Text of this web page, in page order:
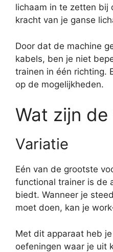
lichaam in te zetten bij
kracht van je ganse
Door dat de machine
kabels, ben je niet
trainen in één richting.
op de mogelijkheden.
Wat zijn
Variatie
Eén van de grootste
functional trainer is de
biedt. Wanneer je
moet doen, kan je
Met dit apparaat heb
oefeningen waar je uit